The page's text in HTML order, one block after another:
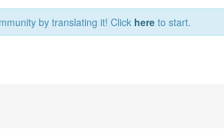
by translating it! Click here to start.